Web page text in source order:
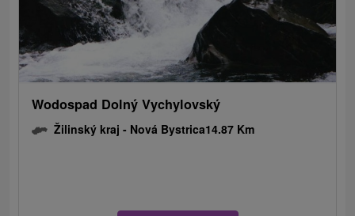
Wodospad Dolný Vychylovský
Žilinský kraj - Nová Bystrica14.87 Km